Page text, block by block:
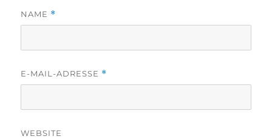
NAME *
E-MAIL-ADRESSE *
WEBSITE